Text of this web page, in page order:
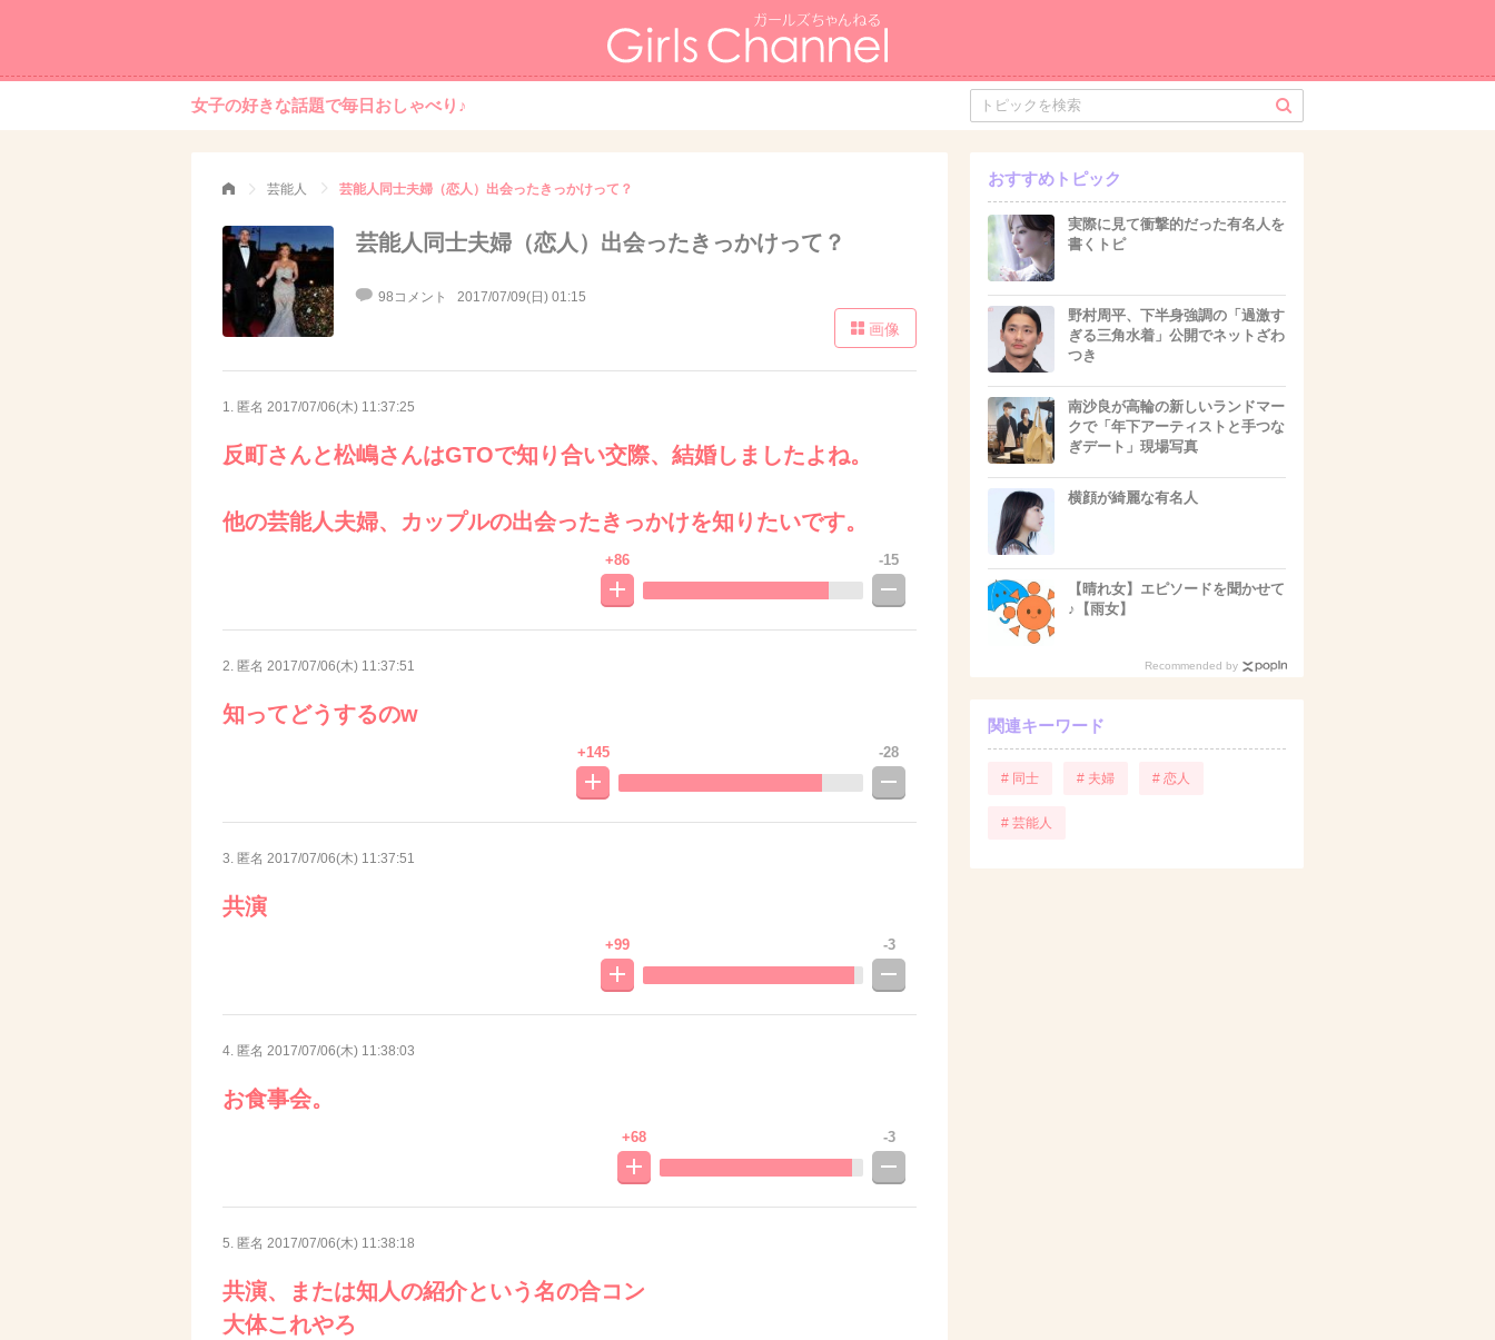
女子の好きな話題で毎日おしゃべり♪
芸能人 芸能人同士夫婦（恋人）出会ったきっかけって？
芸能人同士夫婦（恋人）出会ったきっかけって？
98コメント 2017/07/09(日) 01:15
画像
1. 匿名 2017/07/06(木) 11:37:25
反町さんと松嶋さんはGTOで知り合い交際、結婚しましたよね。
他の芸能人夫婦、カップルの出会ったきっかけを知りたいです。
+86 -15
2. 匿名 2017/07/06(木) 11:37:51
知ってどうするのw
+145 -28
3. 匿名 2017/07/06(木) 11:37:51
共演
+99 -3
4. 匿名 2017/07/06(木) 11:38:03
お食事会。
+68 -3
5. 匿名 2017/07/06(木) 11:38:18
共演、または知人の紹介という名の合コン
大体これやろ
おすすめトピック
実際に見て衝撃的だった有名人を
書くトピ
野村周平、下半身強調の「過激す
ぎる三角水着」公開でネットざわ
つき
南沙良が高輪の新しいランドマー
クで「年下アーティストと手つな
ぎデート」現場写真
横顔が綺麗な有名人
【晴れ女】エピソードを聞かせて
♪【雨女】
Recommended by
関連キーワード
# 同士 # 夫婦 # 恋人
# 芸能人